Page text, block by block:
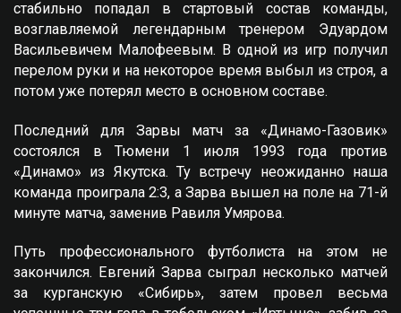
стабильно попадал в стартовый состав команды,
возглавляемой легендарным тренером Эдуардом
Васильевичем Малофеевым. В одной из игр получил
перелом руки и на некоторое время выбыл из строя, а
потом уже потерял место в основном составе.
Последний для Зарвы матч за «Динамо-Газовик»
состоялся в Тюмени 1 июля 1993 года против
«Динамо» из Якутска. Ту встречу неожиданно наша
команда проиграла 2:3, а Зарва вышел на поле на 71-й
минуте матча, заменив Равиля Умярова.
Путь профессионального футболиста на этом не
закончился. Eвгений Зарва сыграл несколько матчей
за курганскую «Сибирь», затем провел весьма